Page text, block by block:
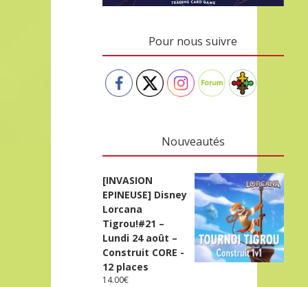
Pour nous suivre
Nouveautés
[INVASION
EPINEUSE] Disney
Lorcana
Tigrou!#21 –
Lundi 24 août –
Construit CORE -
12 places
14.00€